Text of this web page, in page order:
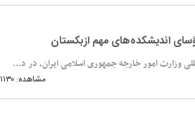
اندیشکده‌های مهم ازبکستان
وزارت امور خارجه جمهوری اسلامی ایران، در د...
مشاهده: ۱۱۳۰